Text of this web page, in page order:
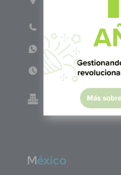
Teléfono: +503
WhatsApp: +503
Lun - Vie 8:00am
Green Know S.A
220118-102-0
México